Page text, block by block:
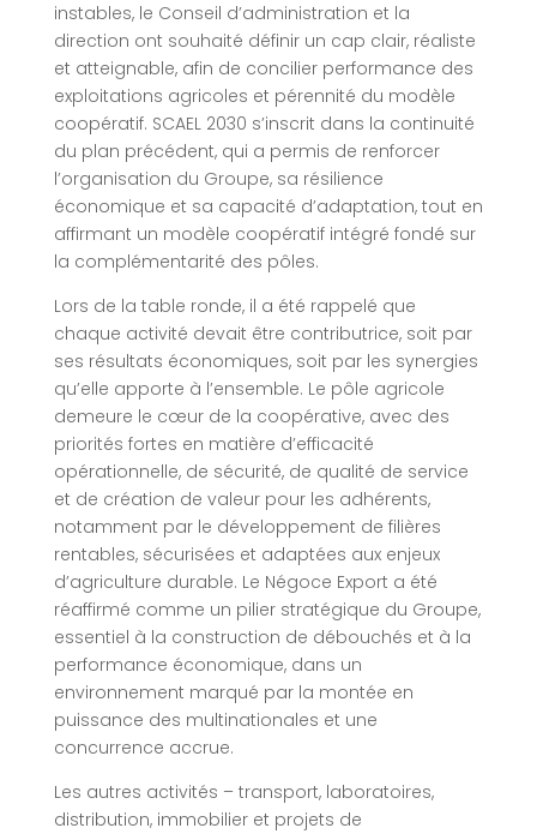
instables, le Conseil d’administration et la
direction ont souhaité définir un cap clair, réaliste
et atteignable, afin de concilier performance des
exploitations agricoles et pérennité du modèle
coopératif. SCAEL 2030 s’inscrit dans la continuité
du plan précédent, qui a permis de renforcer
l’organisation du Groupe, sa résilience
économique et sa capacité d’adaptation, tout en
affirmant un modèle coopératif intégré fondé sur
la complémentarité des pôles.
Lors de la table ronde, il a été rappelé que
chaque activité devait être contributrice, soit par
ses résultats économiques, soit par les synergies
qu’elle apporte à l’ensemble. Le pôle agricole
demeure le cœur de la coopérative, avec des
priorités fortes en matière d’efficacité
opérationnelle, de sécurité, de qualité de service
et de création de valeur pour les adhérents,
notamment par le développement de filières
rentables, sécurisées et adaptées aux enjeux
d’agriculture durable. Le Négoce Export a été
réaffirmé comme un pilier stratégique du Groupe,
essentiel à la construction de débouchés et à la
performance économique, dans un
environnement marqué par la montée en
puissance des multinationales et une
concurrence accrue.
Les autres activités – transport, laboratoires,
distribution, immobilier et projets de